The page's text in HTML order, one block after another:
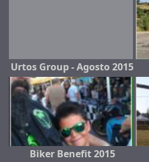
Urtos Group - Agosto 2015
Biker Benefit 2015